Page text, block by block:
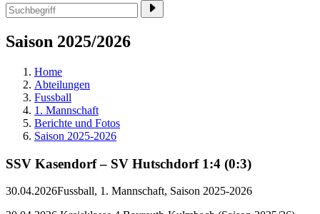
Saison 2025/2026
Home
Abteilungen
Fussball
1. Mannschaft
Berichte und Fotos
Saison 2025-2026
SSV Kasendorf – SV Hutschdorf 1:4 (0:3)
30.04.2026Fussball, 1. Mannschaft, Saison 2025-2026